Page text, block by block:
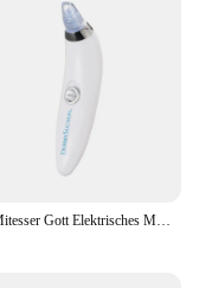
Saug-Mitesser Gott Elektrisches Mitesser-Instrument Go Mitesser Gesicht Porenreinigung Schönheitsinstrument